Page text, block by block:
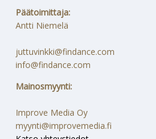
Päätoimittaja:
Antti Niemelä
juttuvinkki@findance.com
info@findance.com
Mainosmyynti:
Improve Media Oy
myynti@improvemedia.fi